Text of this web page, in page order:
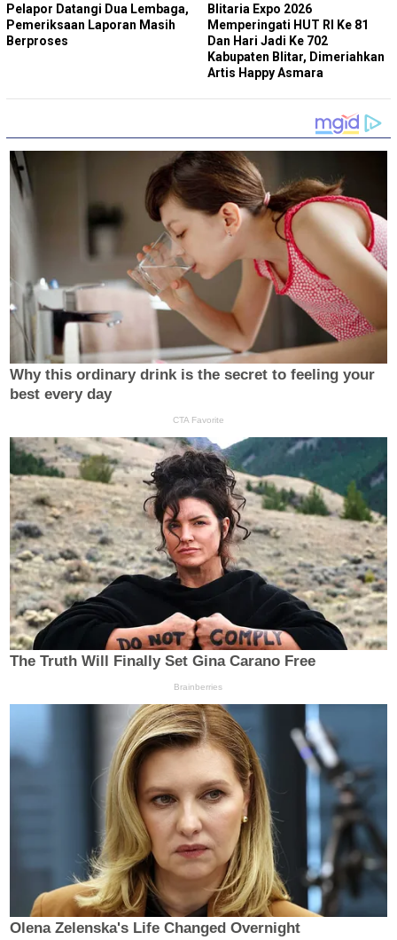
Pelapor Datangi Dua Lembaga,
Pemeriksaan Laporan Masih
Berproses
Blitaria Expo 2026
Memperingati HUT RI Ke 81
Dan Hari Jadi Ke 702
Kabupaten Blitar, Dimeriahkan
Artis Happy Asmara